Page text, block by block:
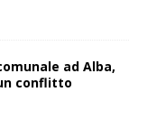
ad Alba,
conflitto